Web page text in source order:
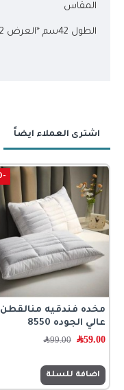
المقاس
الطول 42سم *العرض 42سم
اشترى العملاء ايضاً
-40 %
مخده فندقيه منالقطن
عالي الجوده 8550
59.00﷼ 99.00﷼
اضافة للسلة